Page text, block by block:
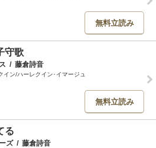
無料立読み
守歌
/ 藤倉詩音
イン/ハーレクイン･イマージュ
無料立読み
る
ズ / 藤倉詩音